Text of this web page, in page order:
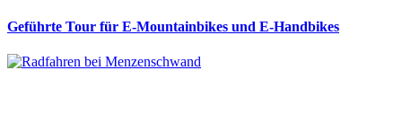
Geführte Tour für E-Mountainbikes und E-Handbikes